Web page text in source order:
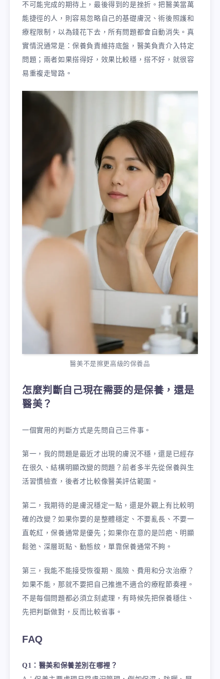
不可能完成的期待上，最後得到的是挫折。把醫美當萬
能捷徑的人，則容易忽略自己的基礎膚況、術後照護和
療程限制，以為錢花下去，所有問題都會自動消失。真
實情況通常是：保養負責維持底盤，醫美負責介入特定
問題；兩者如果搭得好，效果比較穩，搭不好，就很容
易重複走彎路。
醫美不是擦更高級的保養品
怎麼判斷自己現在需要的是保養，還是
醫美？
一個實用的判斷方式是先問自己三件事。
第一，我的問題是最近才出現的膚況不穩，還是已經存
在很久、結構明顯改變的問題？前者多半先從保養與生
活習慣檢查，後者才比較像醫美評估範圍。
第二，我期待的是膚況穩定一點，還是外觀上有比較明
確的改變？如果你要的是整體穩定、不要亂長、不要一
直乾紅，保養通常是優先；如果你在意的是凹疤、明顯
鬆弛、深層斑點、動態紋，單靠保養通常不夠。
第三，我能不能接受恢復期、風險、費用和分次治療？
如果不能，那就不要把自己推進不適合的療程節奏裡。
不是每個問題都必須立刻處理，有時候先把保養穩住、
先把判斷做對，反而比較省事。
FAQ
Q1：醫美和保養差別在哪裡？